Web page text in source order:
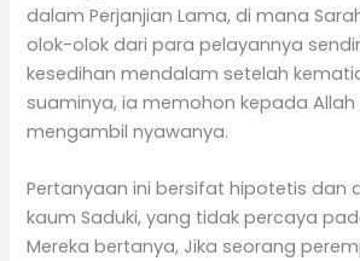
dalam Perjanjian Lama, di mana
olok-olok dari para pelayannya
kesedihan mendalam setelah
suaminya, ia memohon kepada Allah
mengambil nyawanya.
Pertanyaan ini bersifat hipotetis dan
kaum Saduki, yang tidak percaya
Mereka bertanya, Jika seorang